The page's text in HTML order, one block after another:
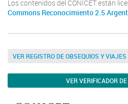
Los contenidos del CONICET están
Commons Reconocimiento 2.5
VER REGISTRO DE OBSEQUIOS Y
VER VERIFICADOR